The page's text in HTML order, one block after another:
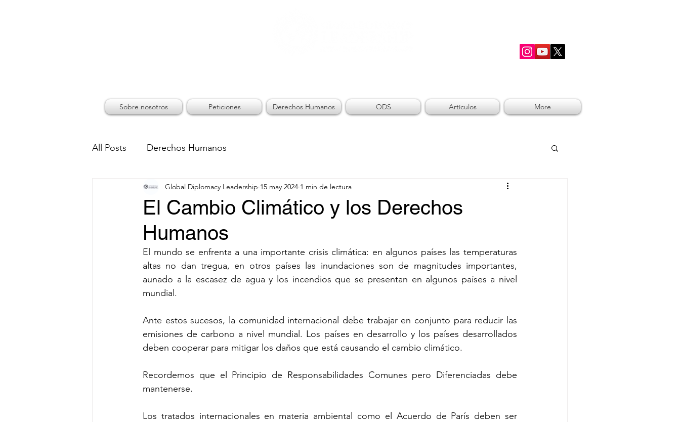
Sobre nosotros Peticiones Derechos Humanos ODS Artículos More
All Posts Derechos Humanos
El Cambio Climático y los Derechos
Humanos
Global Diplomacy Leadership 15 may 2024 1 min de lectura
El mundo se enfrenta a una importante crisis climática: en algunos países las temperaturas
altas no dan tregua, en otros países las inundaciones son de magnitudes importantes,
aunado a la escasez de agua y los incendios que se presentan en algunos países a nivel
mundial.
Ante estos sucesos, la comunidad internacional debe trabajar en conjunto para reducir las
emisiones de carbono a nivel mundial. Los países en desarrollo y los países desarrollados
deben cooperar para mitigar los daños que está causando el cambio climático.
Recordemos que el Principio de Responsabilidades Comunes pero Diferenciadas debe
mantenerse.
Los tratados internacionales en materia ambiental como el Acuerdo de París deben ser